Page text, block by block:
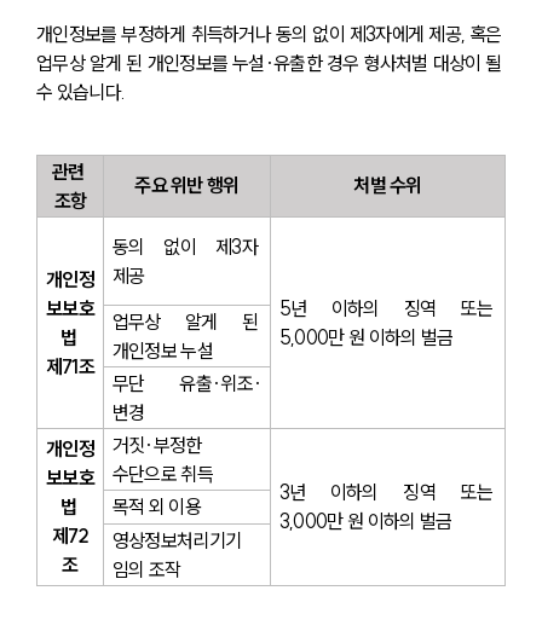
개인정보를 부정하게 취득하거나 동의 없이 제3자에게 제공, 혹은
업무상 알게 된 개인정보를 누설·유출한 경우 형사처벌 대상이 될
수 있습니다.
관련
조항
주요 위반 행위 처벌 수위
개인정
보보호
법
제71조
동의 없이 제3자
제공
5년 이하의 징역 또는
5,000만 원 이하의 벌금
업무상 알게 된
개인정보 누설
무단 유출·위조·
변경
개인정
보보호
법
제72
조
거짓·부정한
수단으로 취득
3년 이하의 징역 또는
3,000만 원 이하의 벌금
목적 외 이용
영상정보처리기기
임의 조작